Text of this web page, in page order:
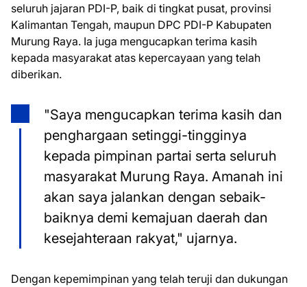
seluruh jajaran PDI-P, baik di tingkat pusat, provinsi
Kalimantan Tengah, maupun DPC PDI-P Kabupaten
Murung Raya. Ia juga mengucapkan terima kasih
kepada masyarakat atas kepercayaan yang telah
diberikan.
"Saya mengucapkan terima kasih dan
penghargaan setinggi-tingginya
kepada pimpinan partai serta seluruh
masyarakat Murung Raya. Amanah ini
akan saya jalankan dengan sebaik-
baiknya demi kemajuan daerah dan
kesejahteraan rakyat," ujarnya.
Dengan kepemimpinan yang telah teruji dan dukungan